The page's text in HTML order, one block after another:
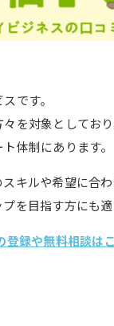
です。
を対象としてお
体制にあります。
キルや希望に合
を目指す方にも適
録や無料相談は